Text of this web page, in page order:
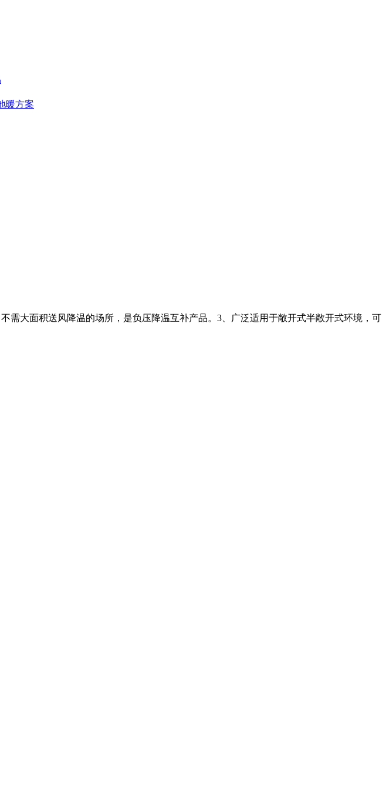
暖方案
需大面积送风降温的场所，是负压降温互补产品。3、广泛适用于敞开式半敞开式环境，可